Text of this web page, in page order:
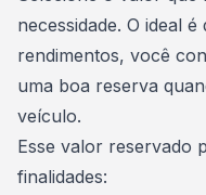
necessidade. O ideal
rendimentos, você
uma boa reserva
veículo.
Esse valor reservado
finalidades: